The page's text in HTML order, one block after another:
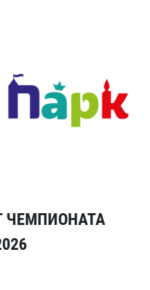
ЧЕМПИОНАТА